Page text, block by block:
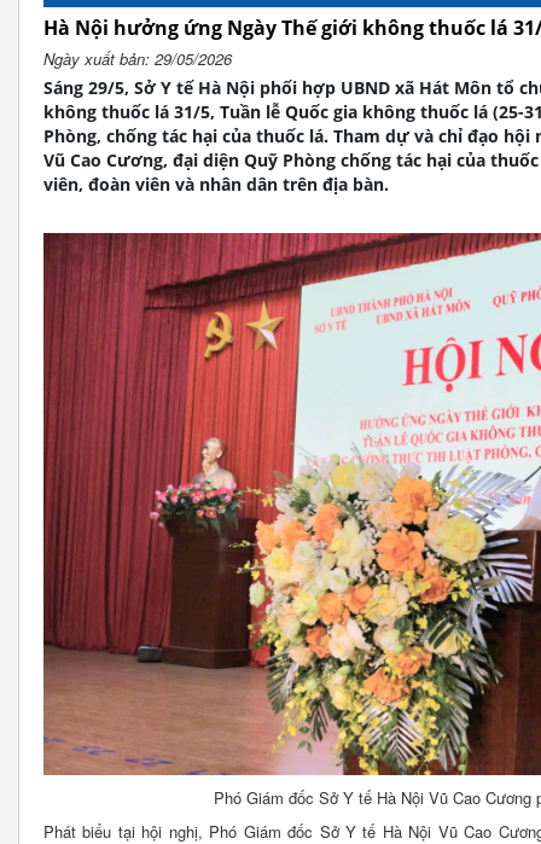
Hà Nội hưởng ứng Ngày Thế giới không thuốc lá
Ngày xuất bản: 29/05/2026
Sáng 29/5, Sở Y tế Hà Nội phối hợp UBND xã Hát Môn tổ
không thuốc lá 31/5, Tuần lễ Quốc gia không thuốc lá
Phòng, chống tác hại của thuốc lá. Tham dự và chỉ đạo hội
Vũ Cao Cương, đại diện Quỹ Phòng chống tác hại của
viên, đoàn viên và nhân dân trên địa bàn.
Phó Giám đốc Sở Y tế Hà Nội Vũ Cao Cương
Phát biểu tại hội nghị, Phó Giám đốc Sở Y tế Hà Nội Vũ Cao